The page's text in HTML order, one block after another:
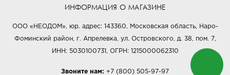
ИНФОРМАЦИЯ О МАГАЗИНЕ
ООО «НЕОДОМ», юр. адрес: 143360, Московская область, Наро-
Фоминский район, г. Апрелевка, ул. Островского, д. 38, пом. 7,
ИНН: 5030100731, ОГРН: 1215000062310
Звоните нам: +7 (800) 505-97-97